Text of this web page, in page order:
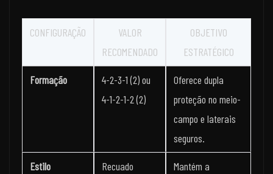
CONFIGURAÇÃO
VALOR
RECOMENDADO
OBJETIVO
ESTRATÉGICO
Formação
4-2-3-1 (2) ou
4-1-2-1-2 (2)
Oferece dupla
proteção no meio-
campo e laterais
seguros.
Estilo
Recuado
Mantém a